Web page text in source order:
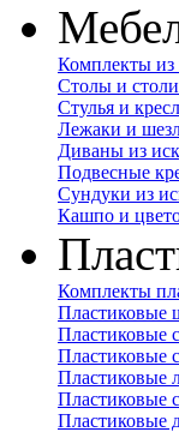
Комплекты из
Столы и
Стулья и
Лежаки и
Диваны из
Подвесные
Сундуки из
Кашпо и
Комплекты
Пластиковые
Пластиковые
Пластиковые
Пластиковые
Пластиковые
Пластиковые